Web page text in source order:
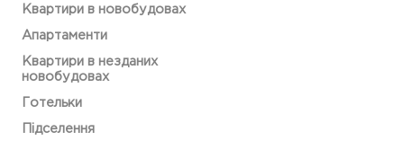
Квартири в новобудовах
Апартаменти
Квартири в незданих
новобудовах
Готельки
Підселення